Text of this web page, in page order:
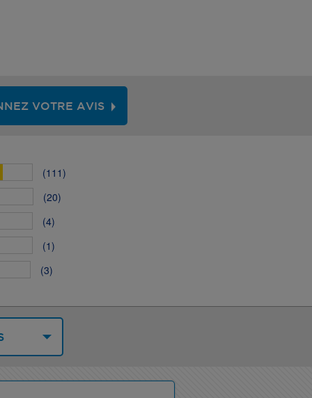
VOTRE AVIS
(111)
(20)
(4)
(1)
(3)